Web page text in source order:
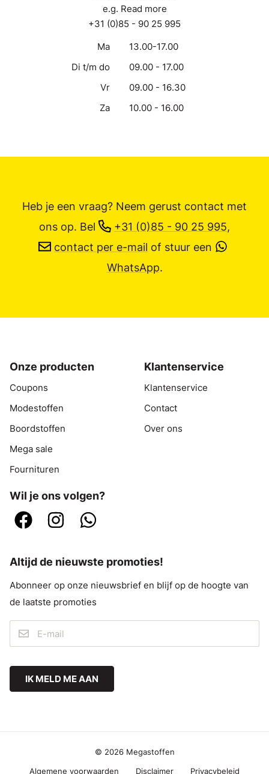
e.g. Read more
+31 (0)85 - 90 25 995
Ma
13.00-17.00
Di t/m do
09.00 - 17.00
Vr
09.00 - 16.30
Za
10.00 - 16.00
Heb je een vraag? Neem gerust contact met
ons op. Bel +31 (0)85 - 90 25 995,
contact per e-mail of stuur een
WhatsApp.
Onze producten
Coupons
Modestoffen
Boordstoffen
Mega sale
Fournituren
Klantenservice
Klantenservice
Contact
Over ons
Wil je ons volgen?
Altijd de nieuwste promoties!
Abonneer op onze nieuwsbrief en blijf op de hoogte van
de laatste promoties
IK MELD ME AAN
© 2026 Megastoffen
Algemene voorwaarden
Disclaimer Privacybeleid